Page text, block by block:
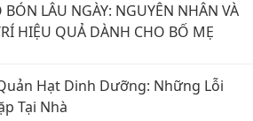
BÓN LÂU NGÀY: NGUYÊN NHÂN VÀ
HIỆU QUẢ DÀNH CHO BỐ MẸ
Hạt Dinh Dưỡng: Những Lỗi
Tại Nhà